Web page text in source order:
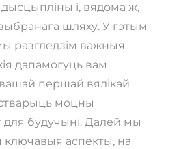
і, вядома ж,
шляху. У гэтым
разгледзім важныя
дапамогуць вам
першай вялікай
стварыць моцны
будучыні. Далей мы
аспекты, на